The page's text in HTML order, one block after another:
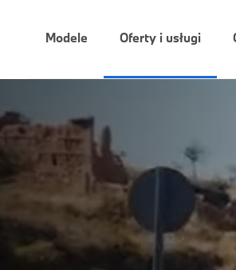
Modele Oferty i usługi